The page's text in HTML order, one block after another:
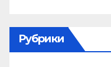
Рубрики